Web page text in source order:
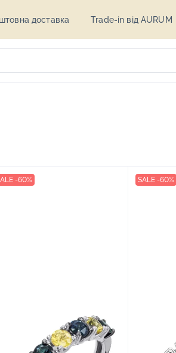
доставка Trade-in від AURUM
-60% SALE -60%